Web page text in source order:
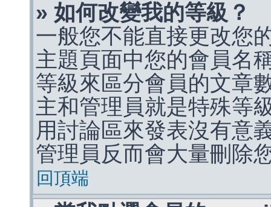
» 如何改變我的等級？
一般您不能直接更改您
主題頁面中您的會員名
等級來區分會員的文章
主和管理員就是特殊等
用討論區來發表沒有意
管理員反而會大量刪除
回頂端